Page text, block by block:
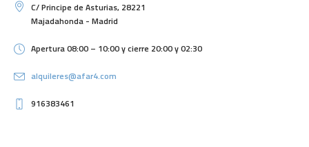
C/ Principe de Asturias, 28221
Majadahonda - Madrid
Apertura 08:00 – 10:00 y cierre 20:00 y 02:30
alquileres@afar4.com
916383461